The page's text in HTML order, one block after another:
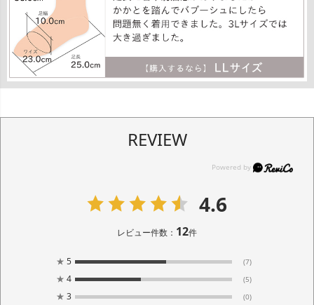
REVIEW
4.6
レビュー件数： 12件
★ 5 (7)
★ 4 (5)
★ 3 (0)